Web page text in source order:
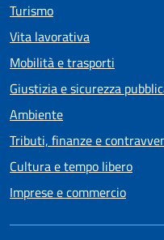
Turismo
Vita lavorativa
Mobilità e trasporti
Giustizia e sicurezza
Ambiente
Tributi, finanze e
Cultura e tempo libero
Imprese e commercio